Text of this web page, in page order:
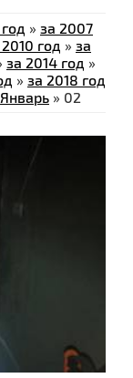
» за 2007
год » за
за 2014 год »
» за 2018 год
Январь » 02